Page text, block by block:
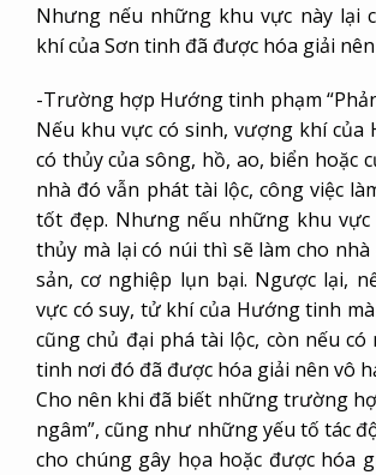
Nhưng nếu những khu vực này lại
khí của Sơn tinh đã được hóa giải
-Trường hợp Hướng tinh phạm
Nếu khu vực có sinh, vượng khí của
có thủy của sông, hồ, ao, biển hoặc
nhà đó vẫn phát tài lộc, công việc
tốt đẹp. Nhưng nếu những khu vực
thủy mà lại có núi thì sẽ làm cho
sản, cơ nghiệp lụn bại. Ngược lại,
vực có suy, tử khí của Hướng tinh
cũng chủ đại phá tài lộc, còn nếu
tinh nơi đó đã được hóa giải nên vô
Cho nên khi đã biết những trường
ngâm”, cũng như những yếu tố tác
cho chúng gây họa hoặc được hóa